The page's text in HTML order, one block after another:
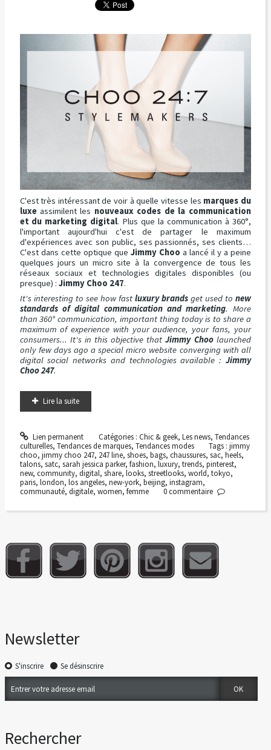
C'est très intéressant de voir à quelle vitesse les marques du
luxeassimilent les nouveaux codes de la communication
et du marketing digital. Plus que la communication à 360°,
l'important aujourd'hui c'est de partager le maximum
d'expériences avec son public, ses passionnés, ses clients…
C'est dans cette optique que Jimmy Choo a lancé il y a peine
quelques jours un micro site à la convergence de tous les
réseaux sociaux et technologies digitales disponibles (ou
presque) : Jimmy Choo 247.
It's interesting to see how fast luxury brandsget used to new
standards of digital communication and marketing. More
than 360° communication, important thing today is to share a
maximum of experience with your audience, your fans, your
consumers... It's in this objective thatJimmy Choolaunched
only few days ago a special micro website converging with all
digital social networks and technologies available : Jimmy
Choo 247.
Lire la suite
Lien permanent Catégories : Chic & geek, Les news, Tendances
culturelles, Tendances de marques, Tendances modes Tags :jimmy
choo, jimmy choo 247, 247 line, shoes, bags, chaussures, sac, heels,
talons, satc, sarah jessica parker, fashion, luxury, trends, pinterest,
new, community, digital, share, looks, streetlooks, world, tokyo,
paris, london, los angeles, new-york, beijing, instagram,
communauté, digitale, women, femme 0commentaire
Newsletter
S'inscrire Se désinscrire
Rechercher